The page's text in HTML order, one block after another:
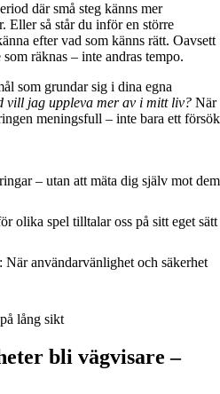
där små steg känns mer
Eller så står du inför en större
efter vad som känns rätt. Oavsett
räknas – inte andras tempo.
som grundar sig i dina egna
vill jag uppleva mer av i mitt liv? När
meningsfull – inte bara ett försök
– utan att mäta dig själv mot dem
olika spel tilltalar oss på sitt eget sätt
användarvänlighet och säkerhet
lång sikt
bli vägvisare –